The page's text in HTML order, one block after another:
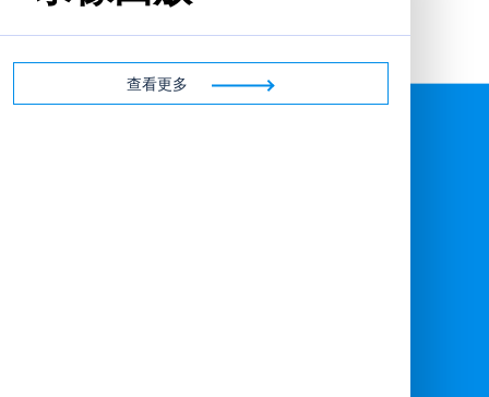
查看更多